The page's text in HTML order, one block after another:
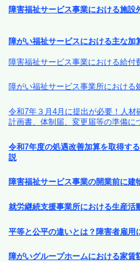
障害福祉サービス事業における施設
障がい福祉サービスにおける主な加
障害福祉サービス事業における給付
障がい福祉サービス事業所における
令和7年３月4月に提出が必要！人
計画書、体制届、変更届等の準備に
令和7年度の処遇改善加算を取得す
説
障害福祉サービス事業の開業前に建
就労継続支援事業所における生産活
平等と公平の違いとは？障害者雇用
障がいグループホームにおける家賃